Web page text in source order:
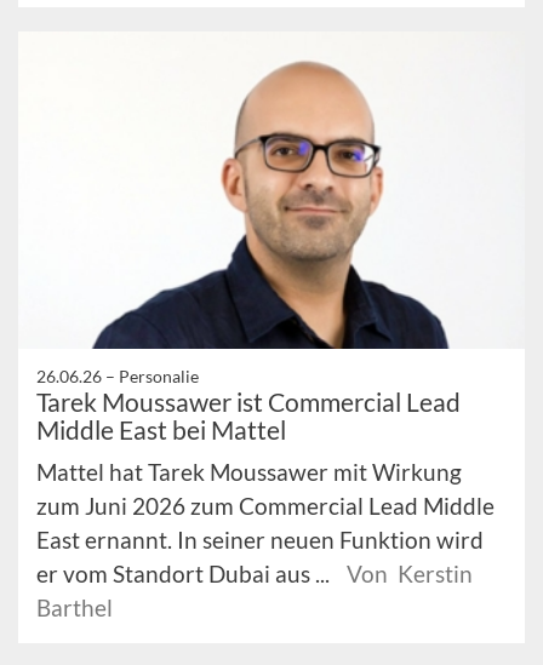
26.06.26 – Personalie
Tarek Moussawer ist Commercial Lead
Middle East bei Mattel
Mattel hat Tarek Moussawer mit Wirkung
zum Juni 2026 zum Commercial Lead Middle
East ernannt. In seiner neuen Funktion wird
er vom Standort Dubai aus ...
Von Kerstin
Barthel